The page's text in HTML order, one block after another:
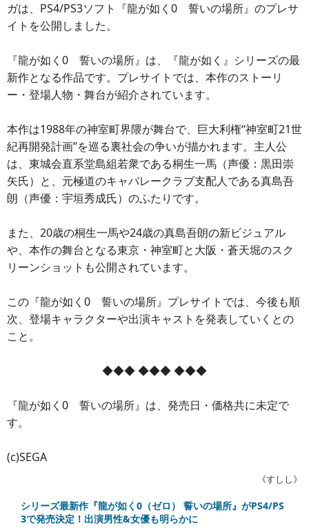
ガは、PS4/PS3ソフト『龍が如く0 誓いの場所』のプレサ
イトを公開しました。
『龍が如く0 誓いの場所』は、『龍が如く』シリーズの最
新作となる作品です。プレサイトでは、本作のストーリ
ー・登場人物・舞台が紹介されています。
本作は1988年の神室町界隈が舞台で、巨大利権“神室町21世
紀再開発計画”を巡る裏社会の争いが描かれます。主人公
は、東城会直系堂島組若衆である桐生一馬（声優：黒田崇
矢氏）と、元極道のキャバレークラブ支配人である真島吾
朗（声優：宇垣秀成氏）のふたりです。
また、20歳の桐生一馬や24歳の真島吾朗の新ビジュアル
や、本作の舞台となる東京・神室町と大阪・蒼天堀のスク
リーンショットも公開されています。
この『龍が如く0 誓いの場所』プレサイトでは、今後も順
次、登場キャラクターや出演キャストを発表していくとの
こと。
◆◆◆ ◆◆◆ ◆◆◆
『龍が如く0 誓いの場所』は、発売日・価格共に未定で
す。
(c)SEGA
《すしし》
シリーズ最新作『龍が如く0（ゼロ） 誓いの場所』がPS4/PS
3で発売決定！出演男性&女優も明らかに